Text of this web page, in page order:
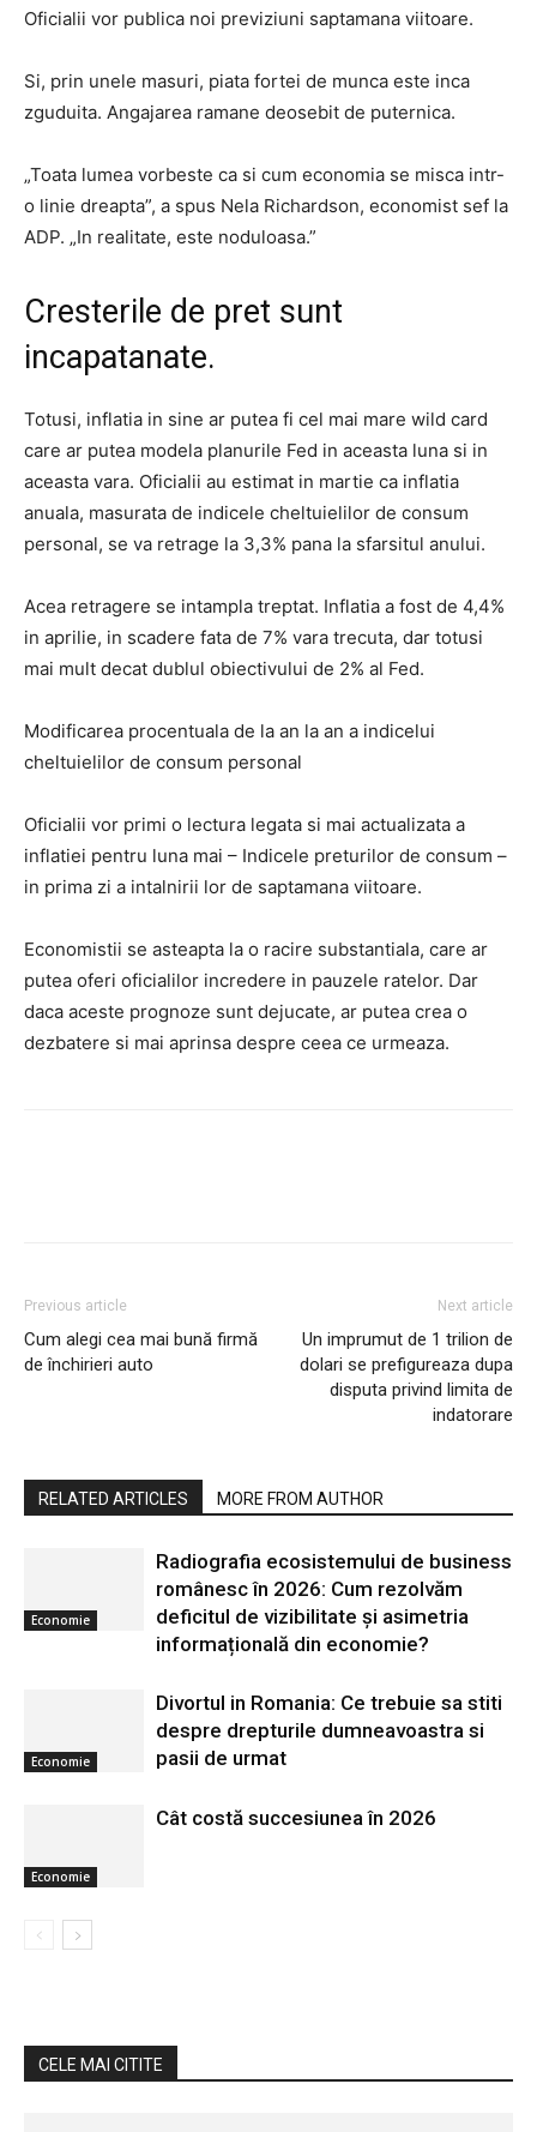
Oficialii vor publica noi previziuni saptamana viitoare.
Si, prin unele masuri, piata fortei de munca este inca
zguduita. Angajarea ramane deosebit de puternica.
„Toata lumea vorbeste ca si cum economia se misca intr-
o linie dreapta”, a spus Nela Richardson, economist sef la
ADP. „In realitate, este noduloasa.”
Cresterile de pret sunt
incapatanate.
Totusi, inflatia in sine ar putea fi cel mai mare wild card
care ar putea modela planurile Fed in aceasta luna si in
aceasta vara. Oficialii au estimat in martie ca inflatia
anuala, masurata de indicele cheltuielilor de consum
personal, se va retrage la 3,3% pana la sfarsitul anului.
Acea retragere se intampla treptat. Inflatia a fost de 4,4%
in aprilie, in scadere fata de 7% vara trecuta, dar totusi
mai mult decat dublul obiectivului de 2% al Fed.
Modificarea procentuala de la an la an a indicelui
cheltuielilor de consum personal
Oficialii vor primi o lectura legata si mai actualizata a
inflatiei pentru luna mai – Indicele preturilor de consum –
in prima zi a intalnirii lor de saptamana viitoare.
Economistii se asteapta la o racire substantiala, care ar
putea oferi oficialilor incredere in pauzele ratelor. Dar
daca aceste prognoze sunt dejucate, ar putea crea o
dezbatere si mai aprinsa despre ceea ce urmeaza.
Previous article
Cum alegi cea mai bună firmă
de închirieri auto
Next article
Un imprumut de 1 trilion de
dolari se prefigureaza dupa
disputa privind limita de
indatorare
RELATED ARTICLES MORE FROM AUTHOR
Economie
Radiografia ecosistemului de business
românesc în 2026: Cum rezolvăm
deficitul de vizibilitate și asimetria
informațională din economie?
Economie
Divortul in Romania: Ce trebuie sa stiti
despre drepturile dumneavoastra si
pasii de urmat
Economie
Cât costă succesiunea în 2026
CELE MAI CITITE